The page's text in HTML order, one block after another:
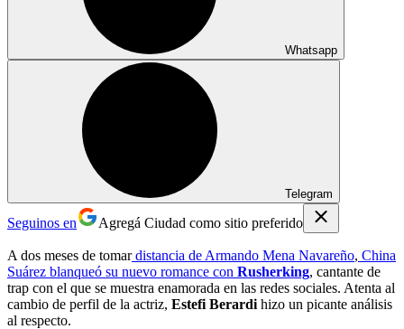
Whatsapp
Telegram
Seguinos en Agregá Ciudad como sitio preferido
A dos meses de tomardistancia de Armando Mena Navareño, China
Suárez blanqueó su nuevo romance con Rusherking, cantante de
trap con el que se muestra enamorada en las redes sociales. Atenta al
cambio de perfil de la actriz, Estefi Berardi hizo un picante análisis
al respecto.